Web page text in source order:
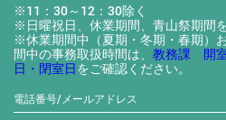
※11：30～12：30除く
※日曜祝日、休業期間、青山祭期間
※休業期間中（夏期・冬期・春期）
間中の事務取扱時間は、 教務課 開
日・閉室日をご確認ください。
電話番号/メールアドレス